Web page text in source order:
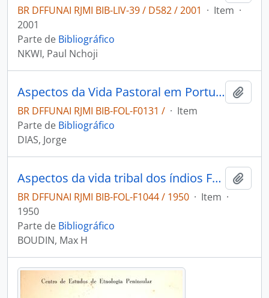
BR DFFUNAI RJMI BIB-LIV-39 / D582 / 2001 · Item ·
2001
Parte de Bibliográfico
NKWI, Paul Nchoji
Aspectos da Vida Pastoral em Portugal
BR DFFUNAI RJMI BIB-FOL-F0131 / · Item
Parte de Bibliográfico
DIAS, Jorge
Aspectos da vida tribal dos índios Fulni-ô
BR DFFUNAI RJMI BIB-FOL-F1044 / 1950 · Item ·
1950
Parte de Bibliográfico
BOUDIN, Max H